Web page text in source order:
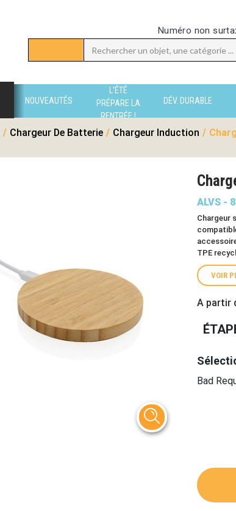
Numéro non
NOUVEAUTÉS
L'ÉTÉ
PRÉPARE LA
RENTRÉE !
DÉV. DURABLE
/ Chargeur De Batterie / Chargeur Induction /
ALVS -
Chargeur
TPE
VOIR
A partir
Bad